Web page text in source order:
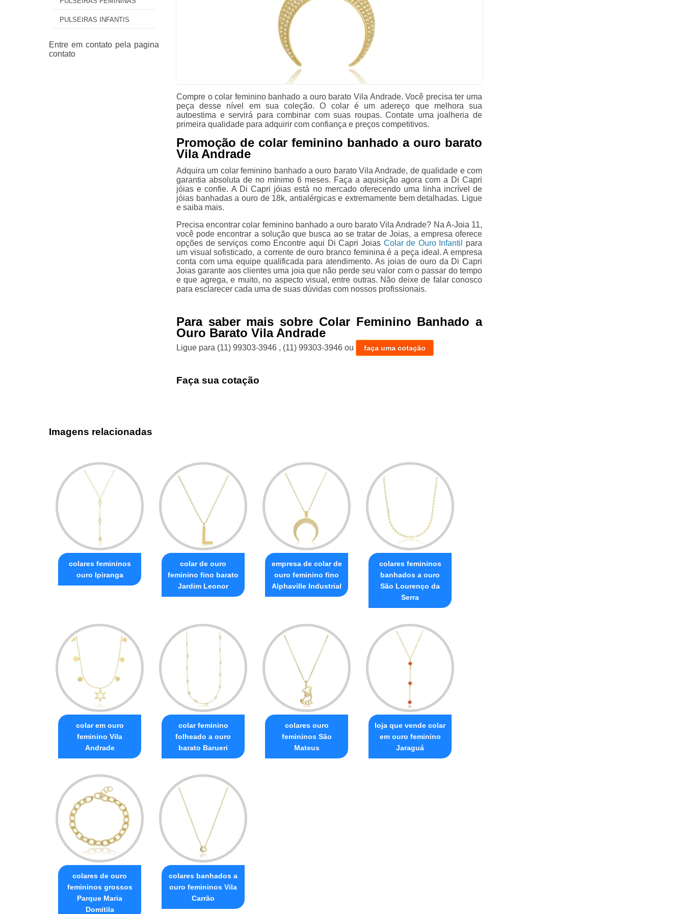
PULSEIRAS INFANTIS
Compre o colar feminino banhado a ouro barato Vila Andrade. Você precisa ter uma
peça desse nível em sua coleção. O colar é um adereço que melhora sua
autoestima e servirá para combinar com suas roupas. Contate uma joalheria de
primeira qualidade para adquirir com confiança e preços competitivos.
Promoção de colar feminino banhado a ouro barato
Vila Andrade
Adquira um colar feminino banhado a ouro barato Vila Andrade, de qualidade e com
garantia absoluta de no mínimo 6 meses. Faça a aquisição agora com a Di Capri
jóias e confie. A Di Capri jóias está no mercado oferecendo uma linha incrível de
jóias banhadas a ouro de 18k, antialérgicas e extremamente bem detalhadas. Ligue
e saiba mais.
Precisa encontrar colar feminino banhado a ouro barato Vila Andrade? Na A-Joia 11,
você pode encontrar a solução que busca ao se tratar de Joias, a empresa oferece
opções de serviços como Encontre aqui Di Capri Joias Colar de Ouro Infantil
para
um visual sofisticado, a corrente de ouro branco feminina é a peça ideal. A empresa
conta com uma equipe qualificada para atendimento. As joias de ouro da Di Capri
Joias garante aos clientes uma joia que não perde seu valor com o passar do tempo
e que agrega, e muito, no aspecto visual, entre outras. Não deixe de falar conosco
para esclarecer cada uma de suas dúvidas com nossos profissionais.
Para saber mais sobre Colar Feminino Banhado a
Ouro Barato Vila Andrade
Ligue para (11) 99303-3946 , (11) 99303-3946 ou faça uma cotação
Faça sua cotação
Imagens relacionadas
colares femininos
ouro Ipiranga
colar de ouro
feminino fino barato
Jardim Leonor
empresa de colar de
ouro feminino fino
Alphaville Industrial
colares femininos
banhados a ouro
São Lourenço da
Serra
colar em ouro
feminino Vila
Andrade
colar feminino
folheado a ouro
barato Barueri
colares ouro
femininos São
Mateus
loja que vende colar
em ouro feminino
Jaraguá
colares de ouro
femininos grossos
Parque Maria
Domitila
colares banhados a
ouro femininos Vila
Carrão